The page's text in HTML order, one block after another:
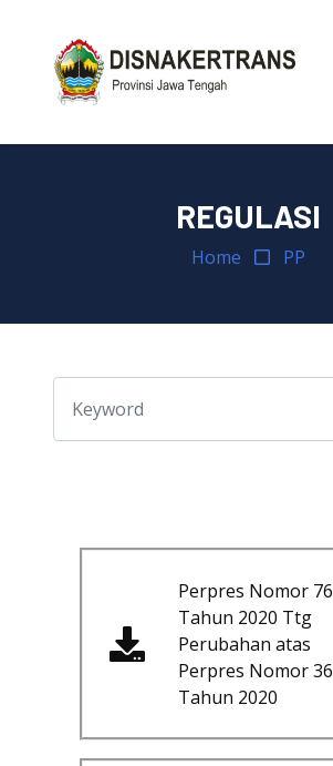
REGULASI
Home PP
Perpres Nomor 76
Tahun 2020 Ttg
Perubahan atas
Perpres Nomor 36
Tahun 2020